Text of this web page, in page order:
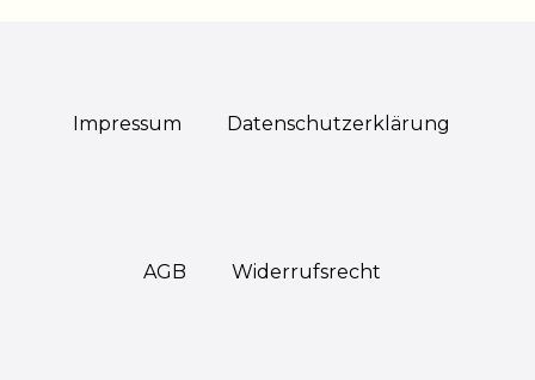
Impressum Daten­schutz­erklärung
AGB Widerrufs­recht